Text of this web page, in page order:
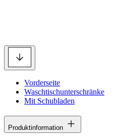
Vorderseite
Waschtischunterschränke
Mit Schubladen
Produktinformation